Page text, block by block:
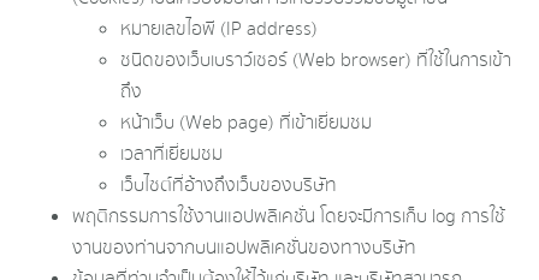
หมายเลขไอพี (IP address)
ชนิดของเว็บเบราว์เซอร์ (Web browser) ที่ใช้ในการเข้า
ถึง
หน้าเว็บ (Web page) ที่เข้าเยี่ยมชม
เวลาที่เยี่ยมชม
เว็บไซต์ที่อ้างถึงเว็บของบริษัท
พฤติกรรมการใช้งานแอปพลิเคชั่น โดยจะมีการเก็บ log การใช้
งานของท่านจากบนแอปพลิเคชั่นของทางบริษัท